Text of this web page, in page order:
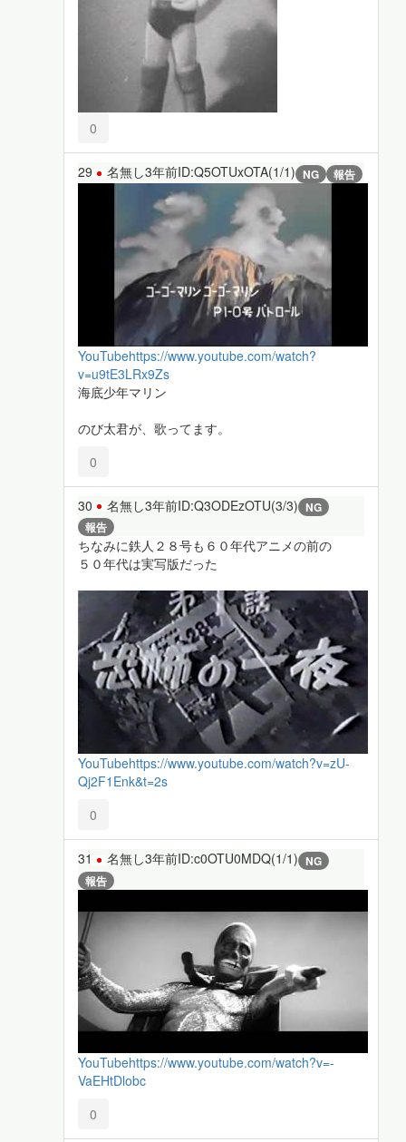
0
29 名無し3年前ID:Q5OTUxOTA(1/1) NG 報告
YouTubehttps://www.youtube.com/watch?
v=u9tE3LRx9Zs
海底少年マリン
のび太君が、歌ってます。
0
30 名無し3年前ID:Q3ODEzOTU(3/3) NG
報告
ちなみに鉄人２８号も６０年代アニメの前の
５０年代は実写版だった
YouTubehttps://www.youtube.com/watch?v=zU-
Qj2F1Enk&t=2s
0
31 名無し3年前ID:c0OTU0MDQ(1/1) NG
報告
YouTubehttps://www.youtube.com/watch?v=-
VaEHtDlobc
0